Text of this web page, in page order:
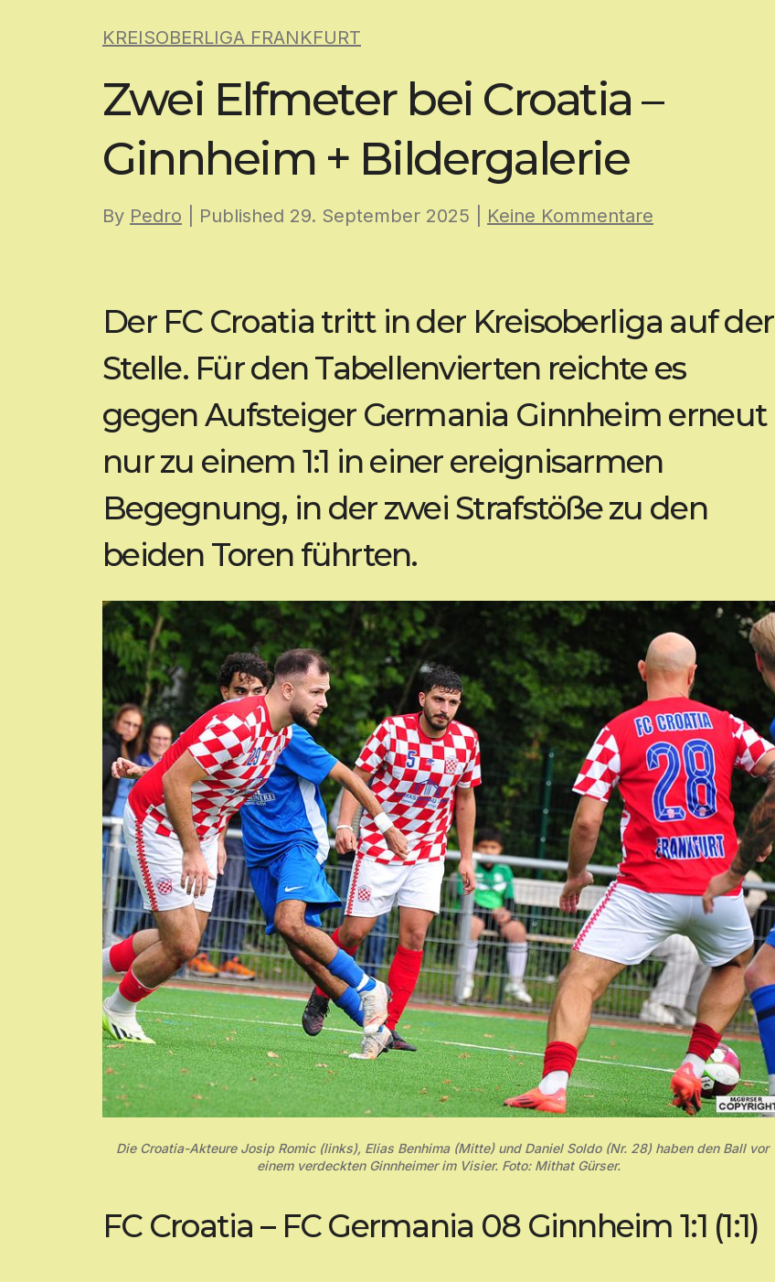
KREISOBERLIGA FRANKFURT
Zwei Elfmeter bei Croatia –
Ginnheim + Bildergalerie
By Pedro | Published 29. September 2025 Keine Kommentare
Der FC Croatia tritt in der Kreisoberliga auf der
Stelle. Für den Tabellenvierten reichte es
gegen Aufsteiger Germania Ginnheim erneut
nur zu einem 1:1 in einer ereignisarmen
Begegnung, in der zwei Strafstöße zu den
beiden Toren führten.
Die Croatia-Akteure Josip Romic (links), Elias Benhima (Mitte) und Daniel Soldo (Nr. 28) haben den Ball vor
einem verdeckten Ginnheimer im Visier. Foto: Mithat Gürser.
FC Croatia – FC Germania 08 Ginnheim 1:1 (1:1)